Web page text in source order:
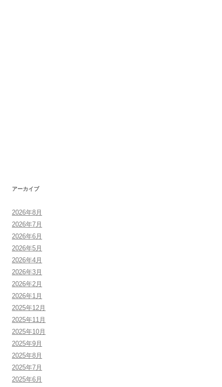
アーカイブ
2026年8月
2026年7月
2026年6月
2026年5月
2026年4月
2026年3月
2026年2月
2026年1月
2025年12月
2025年11月
2025年10月
2025年9月
2025年8月
2025年7月
2025年6月